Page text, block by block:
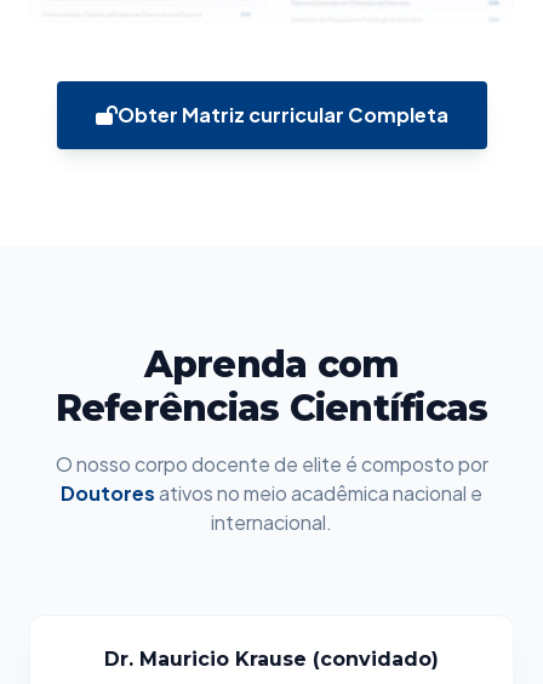
Obter Matriz curricular Completa
Aprenda com
Referências Científicas
O nosso corpo docente de elite é composto por
Doutoresativos no meio acadêmica nacional e
internacional.
Dr. Mauricio Krause (convidado)